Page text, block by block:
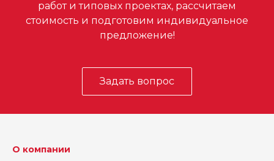
работ и типовых проектах, рассчитаем
стоимость и подготовим индивидуальное
предложение!
Задать вопрос
О компании